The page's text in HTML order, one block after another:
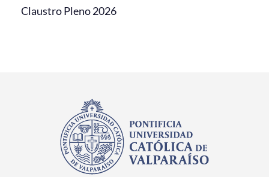
Claustro Pleno 2026